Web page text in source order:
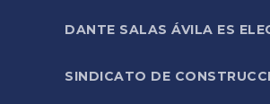
DANTE SALAS ÁVILA ES
SINDICATO DE